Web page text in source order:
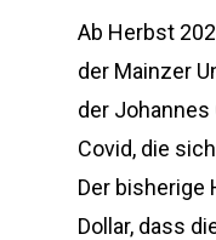
Ab Herbst
der Mainzer
der
Covid, die
Der bisherige
Dollar, dass